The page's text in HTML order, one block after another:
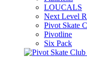
LOUCALS
Next Level
Pivot Skate
Pivotline
Six Pack